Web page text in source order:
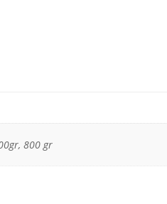
800 gr